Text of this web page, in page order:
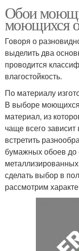
Обои
моющихся
Говоря о
выделить два
проводится
влагостойкость.
По материалу
В выборе
материал, из
чаще всего
встретить
бумажных обоев
сделать выбор в
рассмотрим